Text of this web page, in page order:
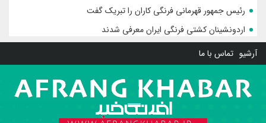
رئیس جمهور قهرمانی فرنگی کاران را تبریک گفت
اردونشینان کشتی فرنگی ایران معرفی شدند
آرشیو تماس با ما